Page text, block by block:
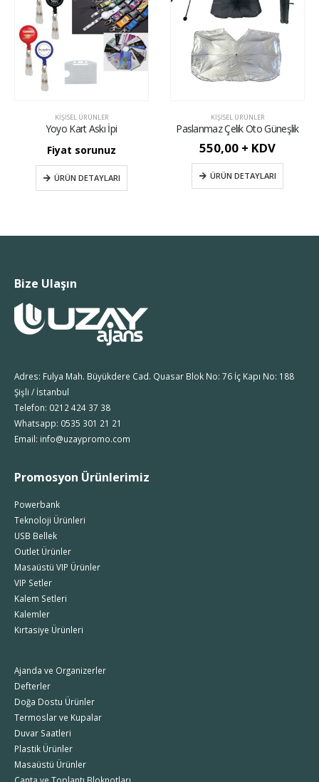
KIŞISEL ÜRÜNLER
Yoyo Kart Askı İpi
Fiyat sorunuz
ÜRÜN DETAYLARI
KIŞISEL ÜRÜNLER
Paslanmaz Çelik Oto Güneşlik
550,00 + KDV
ÜRÜN DETAYLARI
Bize Ulaşın
Adres: Fulya Mah. Büyükdere Cad. Quasar Blok No: 76 İç Kapı No: 188
Şişli / İstanbul
Telefon: 0212 424 37 38
Whatsapp: 0535 301 21 21
Email: info@uzaypromo.com
Promosyon Ürünlerimiz
Powerbank
Teknoloji Ürünleri
USB Bellek
Outlet Ürünler
Masaüstü VIP Ürünler
VIP Setler
Kalem Setleri
Kalemler
Kırtasiye Ürünleri
Ajanda ve Organizerler
Defterler
Doğa Dostu Ürünler
Termoslar ve Kupalar
Duvar Saatleri
Plastik Ürünler
Masaüstü Ürünler